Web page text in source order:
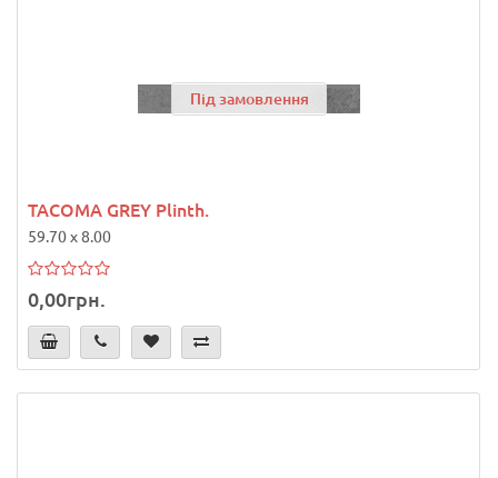
Під замовлення
TACOMA GREY Plinth.
59.70 x 8.00
0,00грн.